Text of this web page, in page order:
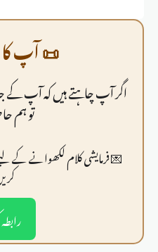
📜 آپ کا
اگر آپ چاہتے ہیں کہ آپ کے
تو ہم